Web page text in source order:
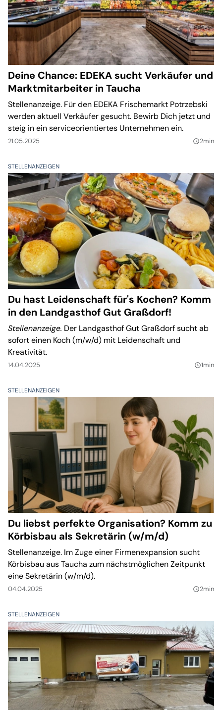
Deine Chance: EDEKA sucht Verkäufer und
Marktmitarbeiter in Taucha
Stellenanzeige. Für den EDEKA Frischemarkt Potrzebski
werden aktuell Verkäufer gesucht. Bewirb Dich jetzt und
steig in ein serviceorientiertes Unternehmen ein.
21.05.2025 query_builder2min
STELLENANZEIGEN
Du hast Leidenschaft für's Kochen? Komm
in den Landgasthof Gut Graßdorf!
Stellenanzeige. Der Landgasthof Gut Graßdorf sucht ab
sofort einen Koch (m/w/d) mit Leidenschaft und
Kreativität.
14.04.2025 query_builder1min
STELLENANZEIGEN
Du liebst perfekte Organisation? Komm zu
Körbisbau als Sekretärin (w/m/d)
Stellenanzeige. Im Zuge einer Firmenexpansion sucht
Körbisbau aus Taucha zum nächstmöglichen Zeitpunkt
eine Sekretärin (w/m/d).
04.04.2025 query_builder2min
STELLENANZEIGEN